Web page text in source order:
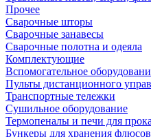
Прочее
Сварочные шторы
Сварочные занавесы
Сварочные полотна и одеяла
Комплектующие
Вспомогательное
Пульты дистанционного
Транспортные тележки
Сушильное оборудование
Термопеналы и печи для
Бункеры для хранения флюсов